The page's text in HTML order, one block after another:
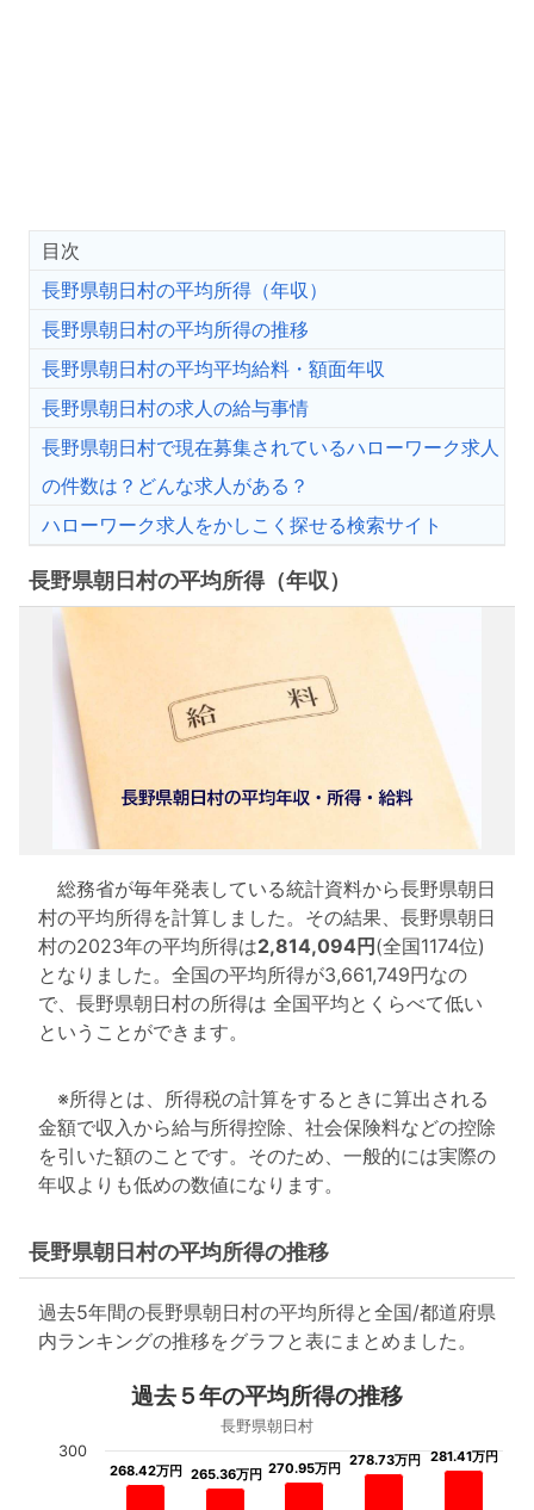
目次
長野県朝日村の平均所得（年収）
長野県朝日村の平均所得の推移
長野県朝日村の平均平均給料・額面年収
長野県朝日村の求人の給与事情
長野県朝日村で現在募集されているハローワーク求人
の件数は？どんな求人がある？
ハローワーク求人をかしこく探せる検索サイト
長野県朝日村の平均所得（年収）
総務省が毎年発表している統計資料から長野県朝日
村の平均所得を計算しました。その結果、長野県朝日
村の2023年の平均所得は2,814,094円(全国1174位)
となりました。全国の平均所得が3,661,749円なの
で、長野県朝日村の所得は 全国平均とくらべて低い
ということができます。
※所得とは、所得税の計算をするときに算出される
金額で収入から給与所得控除、社会保険料などの控除
を引いた額のことです。そのため、一般的には実際の
年収よりも低めの数値になります。
長野県朝日村の平均所得の推移
過去5年間の長野県朝日村の平均所得と全国/都道府県
内ランキングの推移をグラフと表にまとめました。
過去５年の平均所得の推移
長野県朝日村
268.42万円
268.42万円 265.36万円
265.36万円 270.95万円
270.95万円 278.73万円
278.73万円 281.41万円
281.41万円
300